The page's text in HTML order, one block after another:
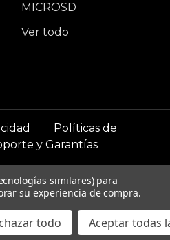
MICROSD
Ver todo
Políticas de
y Garantías
Negocios.
similares) para
su experiencia de compra.
todo Aceptar todas